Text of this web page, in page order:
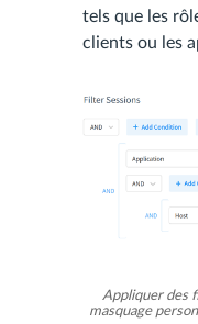
tels que les
clients ou les
Appliquer des
masquage